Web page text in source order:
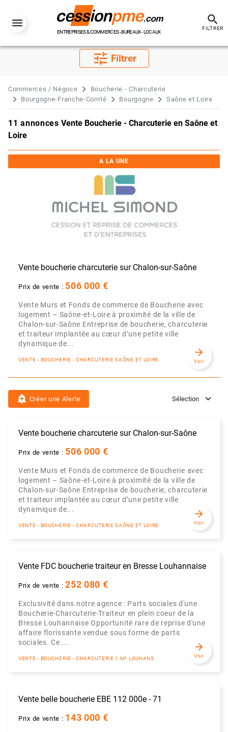
ENTREPRISES & COMMERCES - BUREAUX - LOCAUX
search
FILTRER
tune Filtrer
Commerces / Négoce
Boucherie - Charcuterie
Bourgogne-Franche-Comté
Bourgogne Saône et Loire
11 annoncesVente Boucherie - Charcuterie en Saône et
Loire
A LA UNE
Vente boucherie charcuterie sur Chalon-sur-Saône
Prix de vente : 506 000 €
Vente Murs et Fonds de commerce de Boucherie avec
logement – Saône-et-Loire à proximité de la ville de
Chalon-sur-Saône Entreprise de boucherie, charcuterie
et traiteur implantée au cœur d’une petite ville
dynamique de...
VENTE - BOUCHERIE - CHARCUTERIE SAÔNE ET LOIRE
arrow_forward
Voir
add_alert Créer une Alerte Sélection
Vente boucherie charcuterie sur Chalon-sur-Saône
Prix de vente : 506 000 €
Vente Murs et Fonds de commerce de Boucherie avec
logement – Saône-et-Loire à proximité de la ville de
Chalon-sur-Saône Entreprise de boucherie, charcuterie
et traiteur implantée au cœur d’une petite ville
dynamique de...
VENTE - BOUCHERIE - CHARCUTERIE SAÔNE ET LOIRE
arrow_forward
Voir
Vente FDC boucherie traiteur en Bresse Louhannaise
Prix de vente :252 080 €
Exclusivité dans notre agence : Parts sociales d'une
Boucherie-Charcuterie-Traiteur en plein coeur de la
Bresse Louhannaise Opportunité rare de reprise d'une
affaire florissante vendue sous forme de parts
sociales. Ce ...
VENTE - BOUCHERIE - CHARCUTERIE 1 M² LOUHANS
arrow_forward
Voir
Vente belle boucherie EBE 112 000e - 71
Prix de vente : 143 000 €